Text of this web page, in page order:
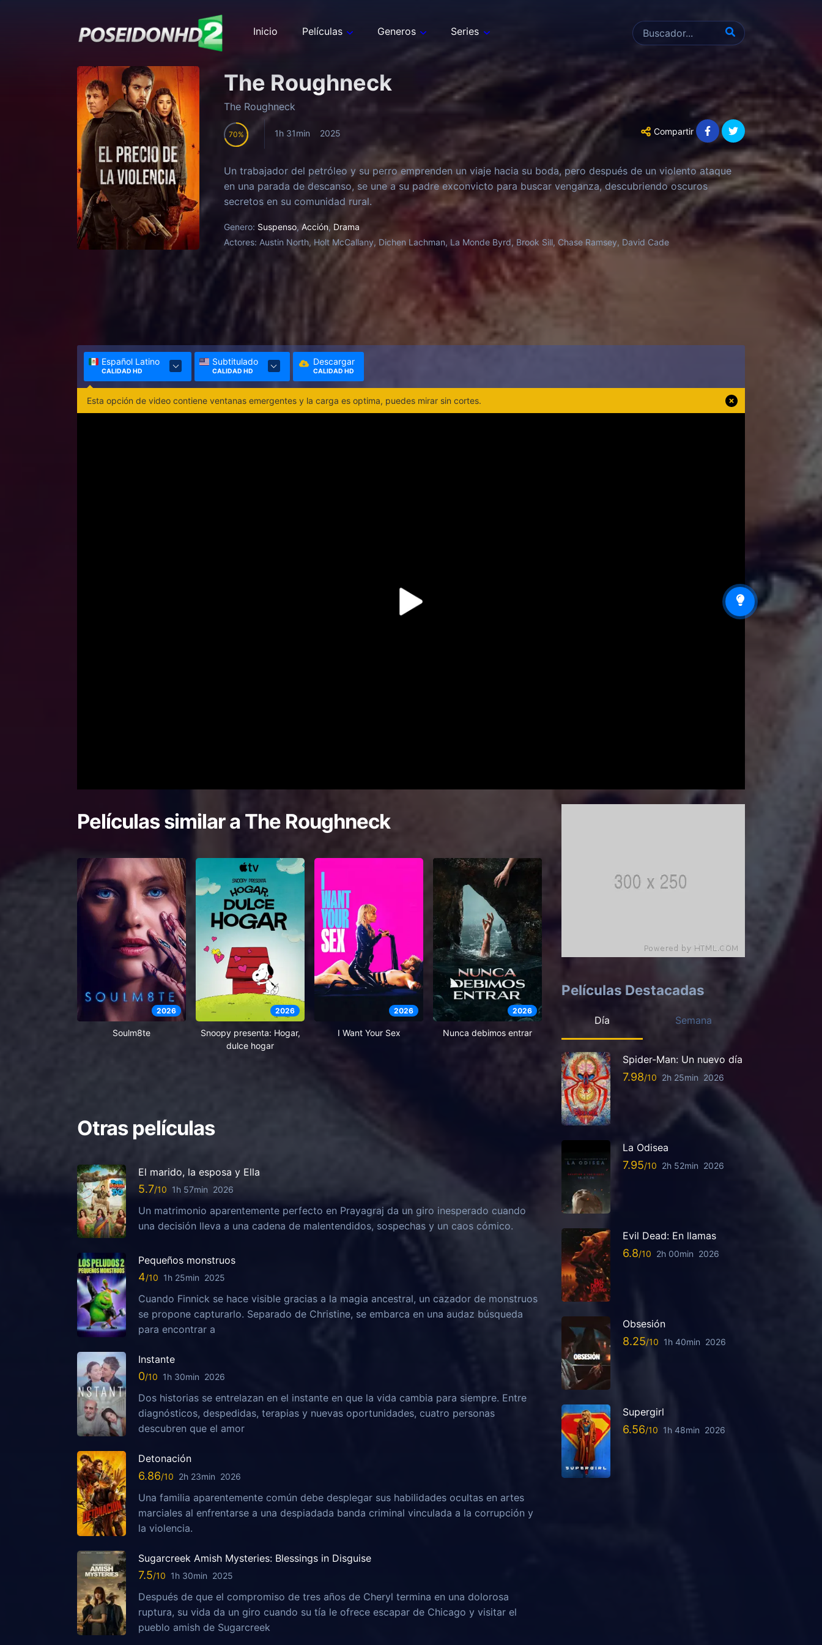
Inicio Películas Generos Series
The Roughneck
The Roughneck
70 1h 31min 2025 Compartir
Un trabajador del petróleo y su perro emprenden un viaje hacia su boda, pero después de un violento ataque
en una parada de descanso, se une a su padre exconvicto para buscar venganza, descubriendo oscuros
secretos en su comunidad rural.
Genero: Suspenso, Acción, Drama
Actores: Austin North, Holt McCallany, Dichen Lachman, La Monde Byrd, Brook Sill, Chase Ramsey, David Cade
Español Latino
CALIDAD HD
Subtitulado
CALIDAD HD
Descargar
CALIDAD HD
Esta opción de video contiene ventanas emergentes y la carga es optima, puedes mirar sin cortes.
Películas similar a The Roughneck
2026
Soulm8te
2026
Snoopy presenta: Hogar,
dulce hogar
2026
I Want Your Sex
2026
Nunca debimos entrar
Otras películas
El marido, la esposa y Ella
5.7 1h 57min 2026
Un matrimonio aparentemente perfecto en Prayagraj da un giro inesperado cuando
una decisión lleva a una cadena de malentendidos, sospechas y un caos cómico.
Pequeños monstruos
4 1h 25min 2025
Cuando Finnick se hace visible gracias a la magia ancestral, un cazador de monstruos
se propone capturarlo. Separado de Christine, se embarca en una audaz búsqueda
para encontrar a
Instante
0 1h 30min 2026
Dos historias se entrelazan en el instante en que la vida cambia para siempre. Entre
diagnósticos, despedidas, terapias y nuevas oportunidades, cuatro personas
descubren que el amor
Detonación
6.86 2h 23min 2026
Una familia aparentemente común debe desplegar sus habilidades ocultas en artes
marciales al enfrentarse a una despiadada banda criminal vinculada a la corrupción y
la violencia.
Sugarcreek Amish Mysteries: Blessings in Disguise
7.5 1h 30min 2025
Después de que el compromiso de tres años de Cheryl termina en una dolorosa
ruptura, su vida da un giro cuando su tía le ofrece escapar de Chicago y visitar el
pueblo amish de Sugarcreek
Películas Destacadas
Día Semana
Spider-Man: Un nuevo día
7.98 2h 25min 2026
La Odisea
7.95 2h 52min 2026
Evil Dead: En llamas
6.8 2h 00min 2026
Obsesión
8.25 1h 40min 2026
Supergirl
6.56 1h 48min 2026